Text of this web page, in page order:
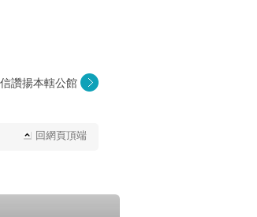
讚揚本轄公館
回網頁頂端